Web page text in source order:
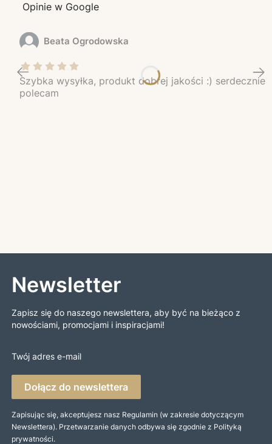
Opinie w Google
Beata Ogrodowska
Szybka wysyłka, produkt dobrej jakości :) serdecznie
polecam
Newsletter
Zapisz się do naszego newslettera, aby być na bieżąco z
nowościami, promocjami i inspiracjami!
Twój adres e-mail
Dołącz do newslettera
Zapisując się, akceptujesz nasz Regulamin (w zakresie dotyczącym
Newslettera). Przetwarzanie danych odbywa się zgodnie z Polityką
prywatności.